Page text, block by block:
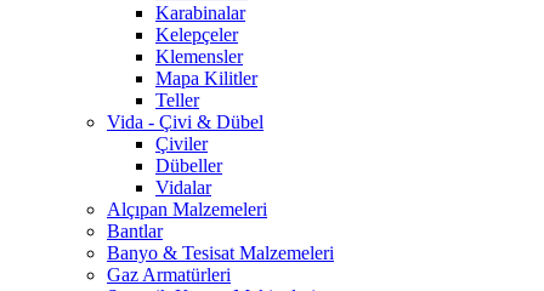
Karabinalar
Kelepçeler
Klemensler
Mapa Kilitler
Teller
Vida - Çivi & Dübel
Çiviler
Dübeller
Vidalar
Alçıpan Malzemeleri
Bantlar
Banyo & Tesisat Malzemeleri
Gaz Armatürleri